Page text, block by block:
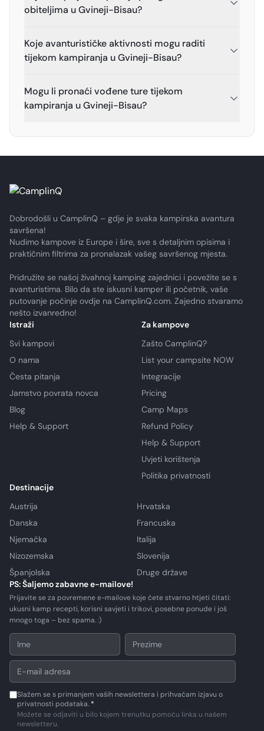
obiteljima u Gvineji-Bisau?
Koje avanturističke aktivnosti mogu raditi
tijekom kampiranja u Gvineji-Bisau?
Mogu li pronaći vođene ture tijekom
kampiranja u Gvineji-Bisau?
Dobrodošli u CamplinQ – gdje je svaka kampirska avantura
savršena!
Nudimo kampove iz Europe i šire, sve s detaljnim opisima i
praktičnim filtrima za pronalazak vašeg savršenog mjesta.
Pridružite se našoj živahnoj kamping zajednici i povežite se s
avanturistima. Bilo da ste iskusni kamper ili početnik, vaše
putovanje počinje ovdje na CamplinQ.com. Zajedno stvaramo
nešto izvanredno!
Istraži
Svi kampovi
O nama
Česta pitanja
Jamstvo povrata novca
Blog
Help & Support
Za kampove
Zašto CamplinQ?
List your campsite NOW
Integracije
Pricing
Camp Maps
Refund Policy
Help & Support
Uvjeti korištenja
Politika privatnosti
Destinacije
Austrija
Hrvatska
Danska
Francuska
Njemačka
Italija
Nizozemska
Slovenija
Španjolska
Druge države
PS: Šaljemo zabavne e-mailove!
Prijavite se za povremene e-mailove koje ćete stvarno htjeti čitati:
ukusni kamp recepti, korisni savjeti i trikovi, posebne ponude i još
mnogo toga – bez spama. :)
Slažem se s primanjem vaših newslettera i prihvaćam izjavu o
privatnosti podataka. *
Možete se odjaviti u bilo kojem trenutku pomoću linka u našem
newsletteru.